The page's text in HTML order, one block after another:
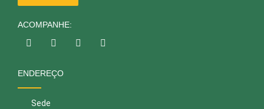
ACOMPANHE:
ENDEREÇO
Sede